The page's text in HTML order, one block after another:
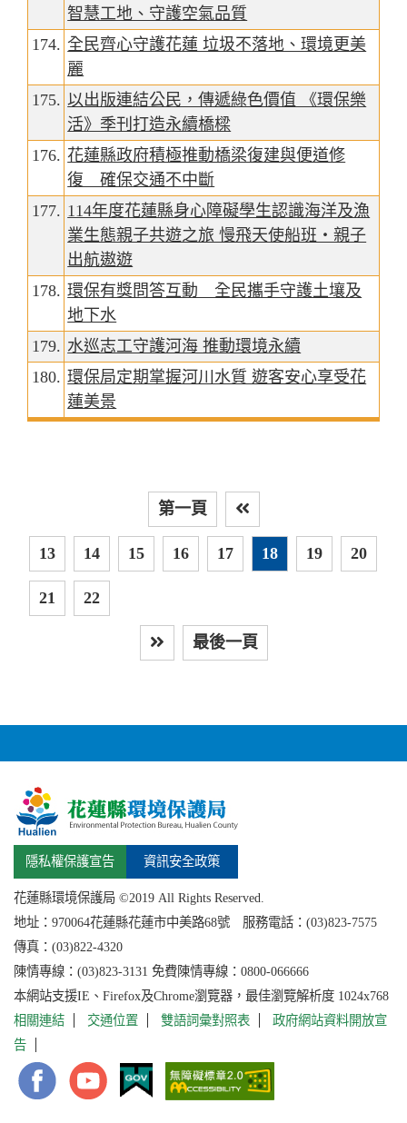
智慧工地、守護空氣品質
174. 全民齊心守護花蓮 垃圾不落地、環境更美
麗
175. 以出版連結公民，傳遞綠色價值 《環保樂
活》季刊打造永續橋樑
176. 花蓮縣政府積極推動橋梁復建與便道修
復 確保交通不中斷
177. 114年度花蓮縣身心障礙學生認識海洋及漁
業生態親子共遊之旅 慢飛天使船班‧親子
出航遨遊
178. 環保有獎問答互動 全民攜手守護土壤及
地下水
179. 水巡志工守護河海 推動環境永續
180. 環保局定期掌握河川水質 遊客安心享受花
蓮美景
第一頁
13
14 15 16 17 18 19 20
21 22
最後一頁
隱私權保護宣告 資訊安全政策
花蓮縣環境保護局 ©2019 All Rights Reserved.
地址： 970064花蓮縣花蓮市中美路68號 服務電話：(03)823-7575
傳真：(03)822-4320
陳情專線：(03)823-3131 免費陳情專線：0800-066666
本網站支援IE、Firefox及Chrome瀏覽器，最佳瀏覽解析度 1024x768
相關連結
交通位置 雙語詞彙對照表
政府網站資料開放宣
告